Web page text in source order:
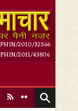
2010/32566
2011/43806